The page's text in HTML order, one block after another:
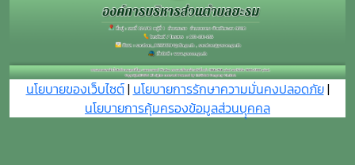
นโยบายของเว็บไซต์| นโยบายการรักษาความมั่นคงปลอดภัย|
นโยบายการคุ้มครองข้อมูลส่วนบุุคคล